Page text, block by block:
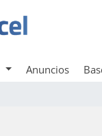
Anuncios